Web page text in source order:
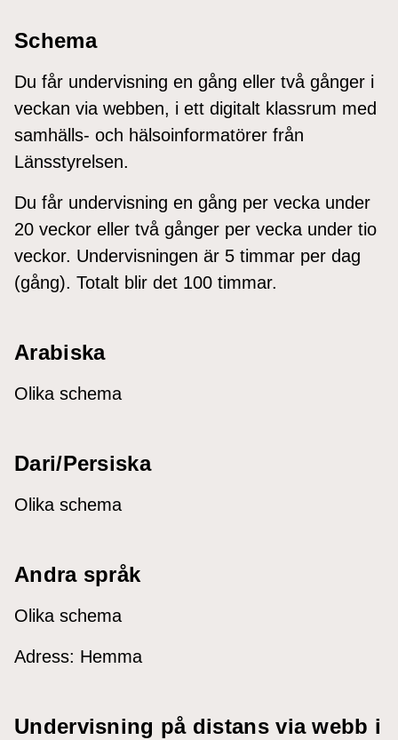
Schema
Du får undervisning en gång eller två gånger i
veckan via webben, i ett digitalt klassrum med
samhälls- och hälsoinformatörer från
Länsstyrelsen.
Du får undervisning en gång per vecka under
20 veckor eller två gånger per vecka under tio
veckor. Undervisningen är 5 timmar per dag
(gång). Totalt blir det 100 timmar.
Arabiska
Olika schema
Dari/Persiska
Olika schema
Andra språk
Olika schema
Adress: Hemma
Undervisning på distans via webb i